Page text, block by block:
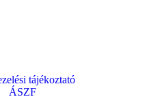
tájékoztató
ÁSZF